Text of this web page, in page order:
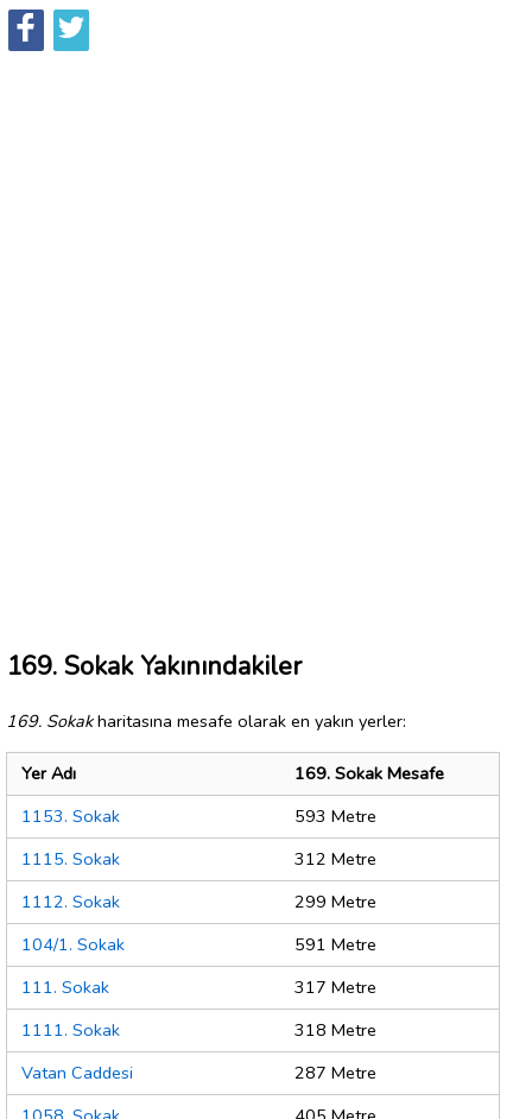
169. Sokak Yakınındakiler
169. Sokakharitasına mesafe olarak en yakın yerler:
Yer Adı
169. Sokak Mesafe
1153. Sokak
593 Metre
1115. Sokak
312 Metre
1112. Sokak
299 Metre
104/1. Sokak
591 Metre
111. Sokak
317 Metre
1111. Sokak
318 Metre
Vatan Caddesi
287 Metre